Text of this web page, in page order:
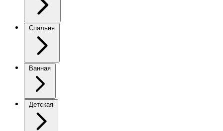
Спальня
Ванная
Детская